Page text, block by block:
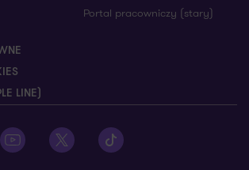
LINE)
Portal pracowniczy (stary)
Thornton na Facebooku
Grant Thornton na LinkedIn
Zobacz profil Grant Thornton na YouTube
Zobacz profil Grant Thornton na X
Zobacz profil Grant